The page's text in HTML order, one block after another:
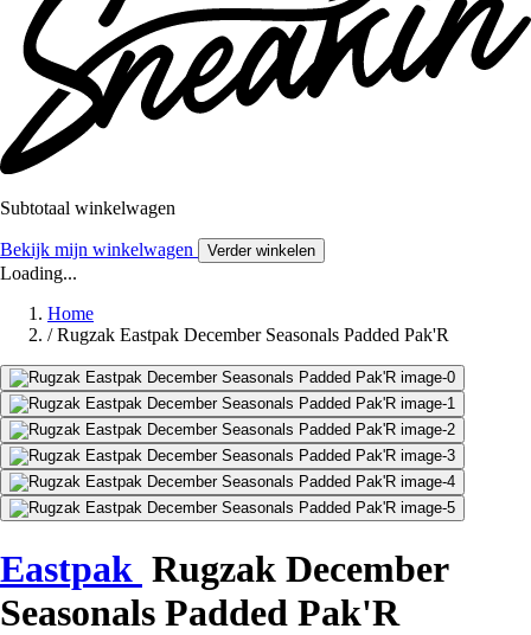
Subtotaal winkelwagen
Bekijk mijn winkelwagen Verder winkelen
Loading...
Home
/ Rugzak Eastpak December Seasonals Padded Pak'R
Eastpak Rugzak December
Seasonals Padded Pak'R